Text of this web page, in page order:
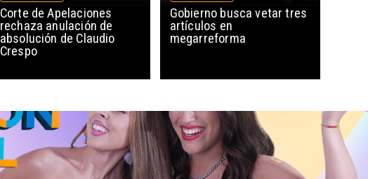
Corte de Apelaciones
rechaza anulación de
absolución de Claudio
Crespo
Gobierno busca vetar tres
artículos en
megarreforma